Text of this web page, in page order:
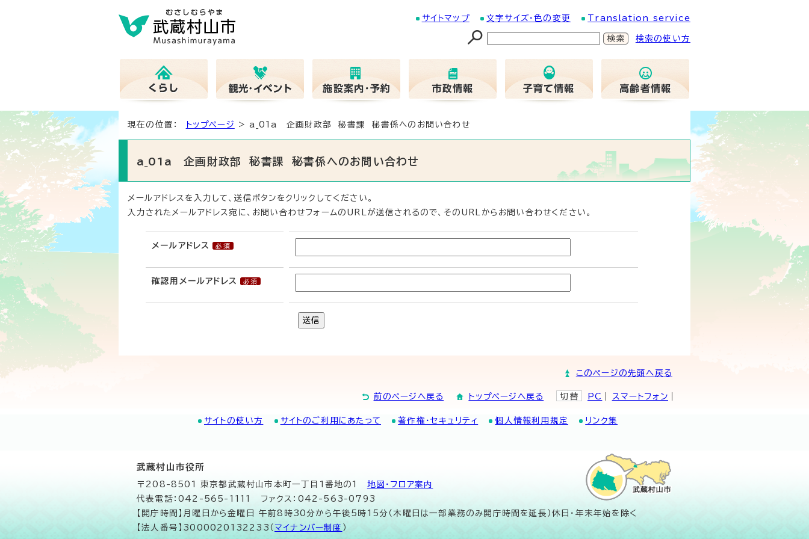
サイトマップ 文字サイズ・色の変更 Translation service
検索の使い方
現在の位置： トップページ > a_01a 企画財政部 秘書課 秘書係へのお問い合わせ
a_01a 企画財政部 秘書課 秘書係へのお問い合わせ
メールアドレスを入力して、送信ボタンをクリックしてください。
入力されたメールアドレス宛に、お問い合わせフォームのURLが送信されるので、そのURLからお問い合わせください。
メールアドレス
確認用メールアドレス
送信
このページの先頭へ戻る
前のページへ戻る トップページへ戻る 切替 PC スマートフォン
サイトの使い方 サイトのご利用にあたって 著作権・セキュリティ 個人情報利用規定 リンク集
武蔵村山市役所
〒208-8501 東京都武蔵村山市本町一丁目1番地の1 地図･フロア案内
代表電話：042-565-1111 ファクス：042-563-0793
【開庁時間】月曜日から金曜日 午前8時30分から午後5時15分（木曜日は一部業務のみ開庁時間を延長）休日・年末年始を除く
【法人番号】3000020132233（ マイナンバー制度 ）